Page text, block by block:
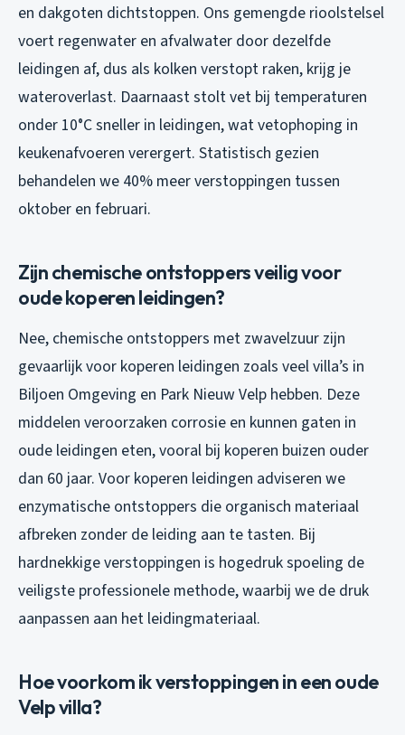
en dakgoten dichtstoppen. Ons gemengde rioolstelsel
voert regenwater en afvalwater door dezelfde
leidingen af, dus als kolken verstopt raken, krijg je
wateroverlast. Daarnaast stolt vet bij temperaturen
onder 10°C sneller in leidingen, wat vetophoping in
keukenafvoeren verergert. Statistisch gezien
behandelen we 40% meer verstoppingen tussen
oktober en februari.
Zijn chemische ontstoppers veilig voor
oude koperen leidingen?
Nee, chemische ontstoppers met zwavelzuur zijn
gevaarlijk voor koperen leidingen zoals veel villa’s in
Biljoen Omgeving en Park Nieuw Velp hebben. Deze
middelen veroorzaken corrosie en kunnen gaten in
oude leidingen eten, vooral bij koperen buizen ouder
dan 60 jaar. Voor koperen leidingen adviseren we
enzymatische ontstoppers die organisch materiaal
afbreken zonder de leiding aan te tasten. Bij
hardnekkige verstoppingen is hogedruk spoeling de
veiligste professionele methode, waarbij we de druk
aanpassen aan het leidingmateriaal.
Hoe voorkom ik verstoppingen in een oude
Velp villa?